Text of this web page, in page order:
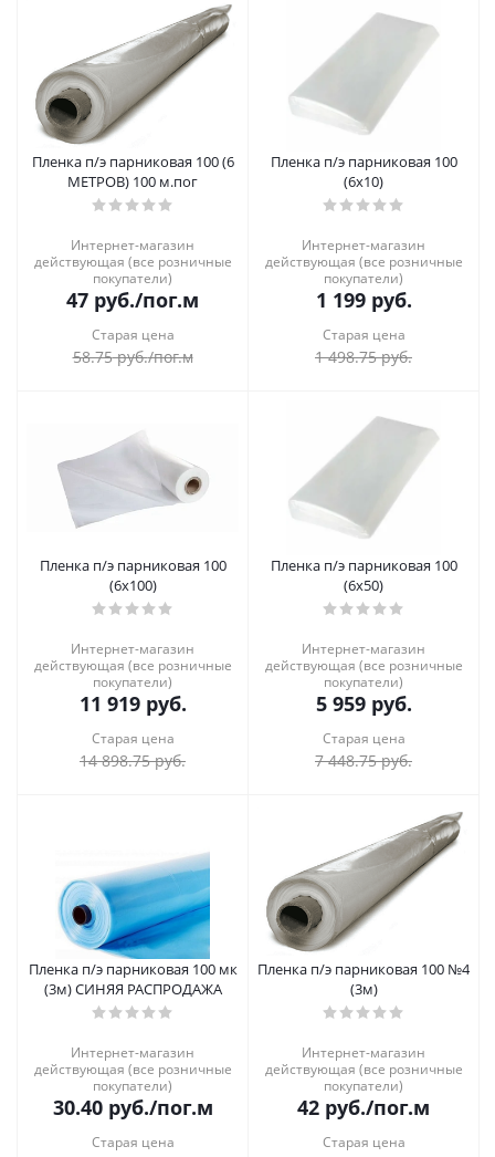
Пленка п/э парниковая 100 (6
МЕТРОВ) 100 м.пог
Интернет-магазин
действующая (все розничные
покупатели)
47 руб./пог.м
Старая цена
58.75руб./пог.м
Пленка п/э парниковая 100
(6х10)
Интернет-магазин
действующая (все розничные
покупатели)
1 199руб.
Старая цена
1 498.75руб.
Пленка п/э парниковая 100
(6х100)
Интернет-магазин
действующая (все розничные
покупатели)
11 919руб.
Старая цена
14 898.75руб.
Пленка п/э парниковая 100
(6х50)
Интернет-магазин
действующая (все розничные
покупатели)
5 959руб.
Старая цена
7 448.75руб.
Пленка п/э парниковая 100 мк
(3м) СИНЯЯ РАСПРОДАЖА
Интернет-магазин
действующая (все розничные
покупатели)
30.40руб./пог.м
Старая цена
Пленка п/э парниковая 100 №4
(3м)
Интернет-магазин
действующая (все розничные
покупатели)
42 руб./пог.м
Старая цена